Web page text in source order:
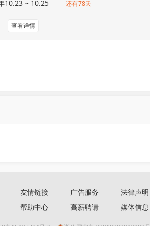
10.23 ~ 10.25 还有78天
查看详情
友情链接
帮助中心
广告服务
高薪聘请
法律声明
媒体信息